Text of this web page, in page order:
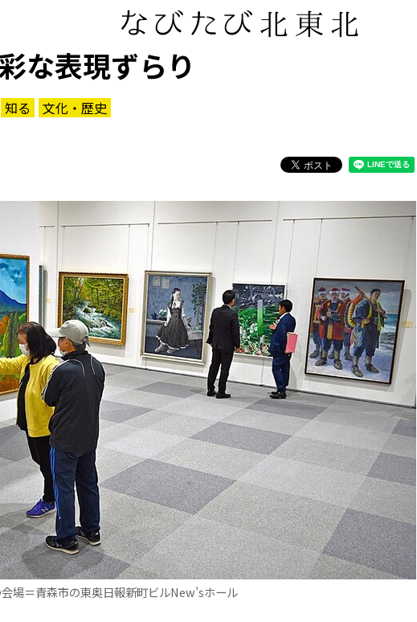
な表現ずらり
知る 文化・歴史
場＝青森市の東奥日報新町ビルNew’sホール